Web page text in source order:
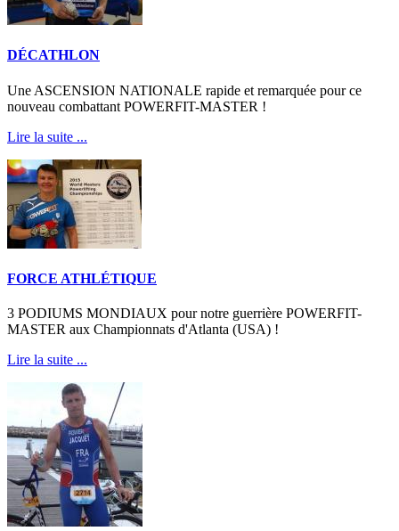
DÉCATHLON
Une ASCENSION NATIONALE rapide et remarquée pour ce
nouveau combattant POWERFIT-MASTER !
Lire la suite ...
FORCE ATHLÉTIQUE
3 PODIUMS MONDIAUX pour notre guerrière POWERFIT-
MASTER aux Championnats d'Atlanta (USA) !
Lire la suite ...